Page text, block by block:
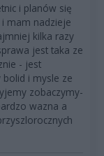
i planów się
i mam nadzieje
kilka razy
jest taka ze
- jest
i mysle ze
zobaczymy-
wazna a